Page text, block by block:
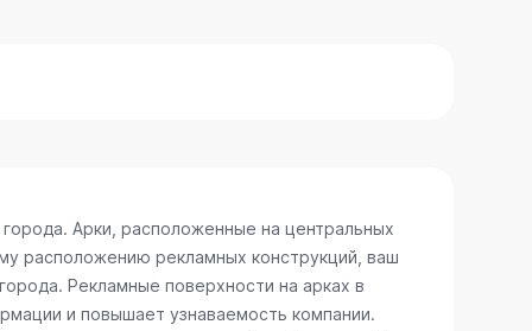
Арки, расположенные на центральных
расположению рекламных конструкций, ваш
Рекламные поверхности на арках в
и повышает узнаваемость компании.